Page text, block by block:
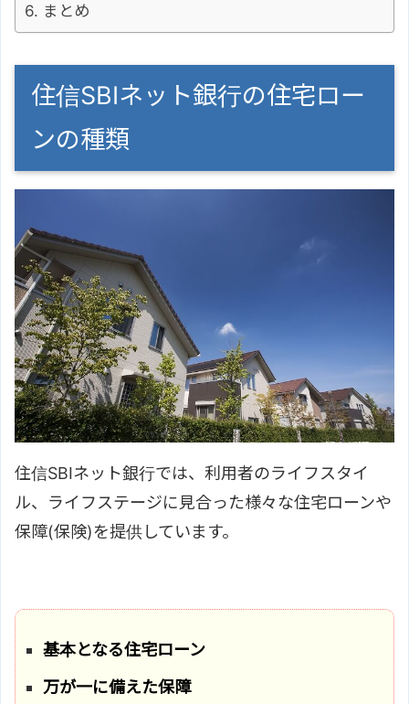
まとめ
住信SBIネット銀行の住宅ロー
ンの種類
住信SBIネット銀行では、利用者のライフスタイ
ル、ライフステージに見合った様々な住宅ローンや
保障(保険)を提供しています。
基本となる住宅ローン
万が一に備えた保障